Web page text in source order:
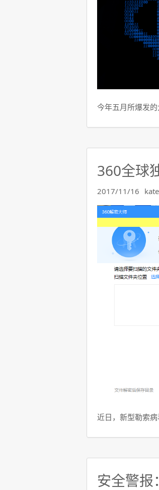
今年五月所爆发
360全球
2017/11/16 kate
近日，新型勒索
安全警报